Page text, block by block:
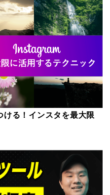
る！インスタを最大限